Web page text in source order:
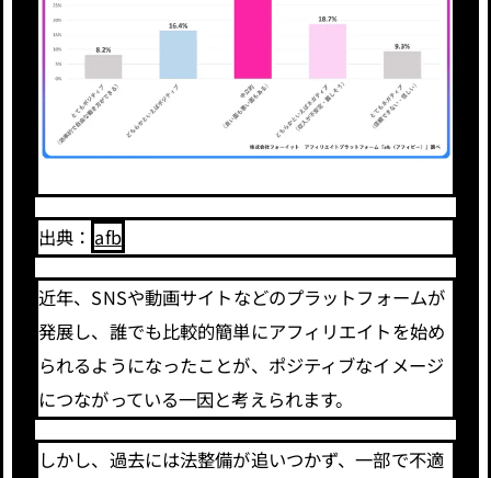
出典： afb
近年、SNSや動画サイトなどのプラットフォームが
発展し、誰でも比較的簡単にアフィリエイトを始め
られるようになったことが、ポジティブなイメージ
につながっている一因と考えられます。
しかし、過去には法整備が追いつかず、一部で不適